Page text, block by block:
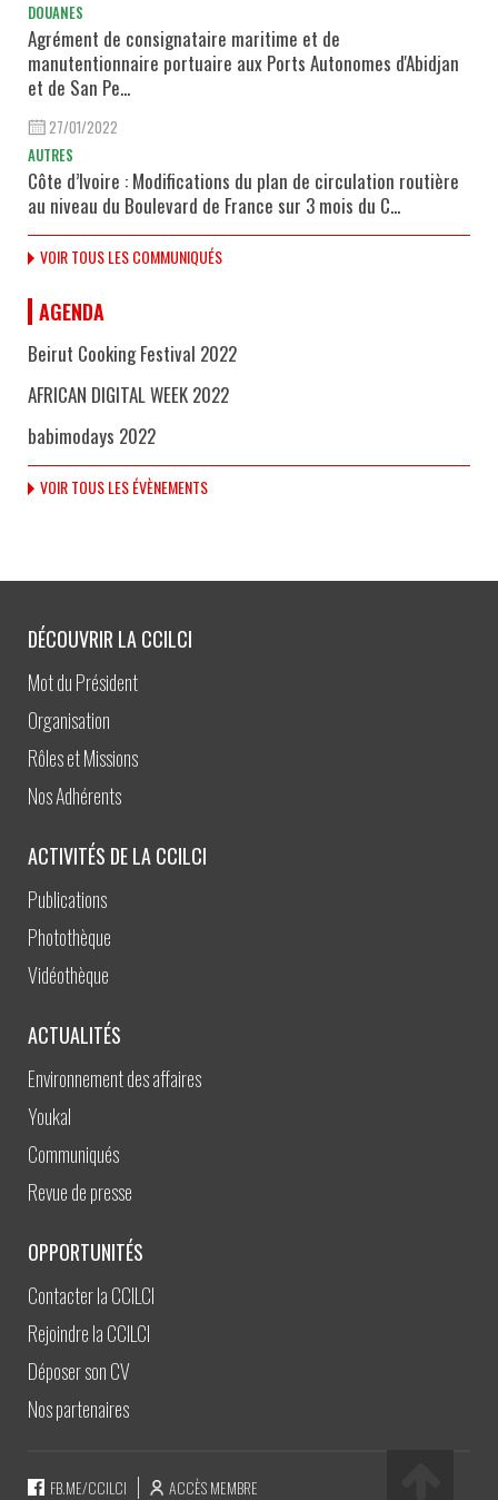
DOUANES
Agrément de consignataire maritime et de
manutentionnaire portuaire aux Ports Autonomes d'Abidjan
et de San Pe...
27/01/2022
AUTRES
Côte d’Ivoire : Modifications du plan de circulation routière
au niveau du Boulevard de France sur 3 mois du C...
VOIR TOUS LES COMMUNIQUÉS
AGENDA
Beirut Cooking Festival 2022
AFRICAN DIGITAL WEEK 2022
babimodays 2022
VOIR TOUS LES ÉVÈNEMENTS
DÉCOUVRIR LA CCILCI
Mot du Président
Organisation
Rôles et Missions
Nos Adhérents
ACTIVITÉS DE LA CCILCI
Publications
Photothèque
Vidéothèque
ACTUALITÉS
Environnement des affaires
Youkal
Communiqués
Revue de presse
OPPORTUNITÉS
Contacter la CCILCI
Rejoindre la CCILCI
Déposer son CV
Nos partenaires
FB.ME/CCILCI ACCÈS MEMBRE